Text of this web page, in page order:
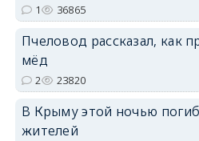
1 36865
Пчеловод рассказал, как
мёд
2 23820
В Крыму этой ночью
жителей